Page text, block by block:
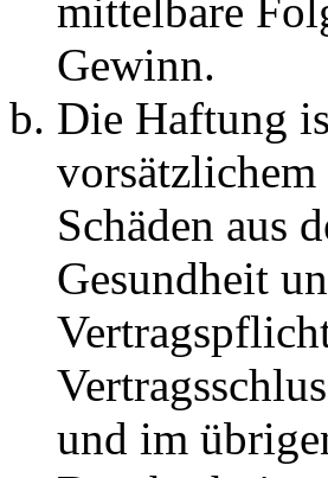
mittelbare
Gewinn.
Die Haftung
Schäden aus
Gesundheit
und im